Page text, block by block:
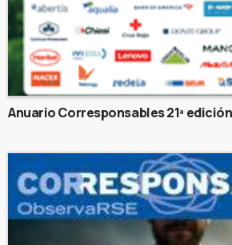
Anuario Corresponsables 21ª